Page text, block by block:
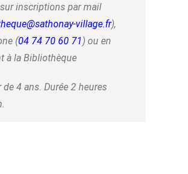
inscriptions par mail
village.fr),
(04 74 70 60 71) ou en
à la Bibliothèque
de 4 ans. Durée 2 heures